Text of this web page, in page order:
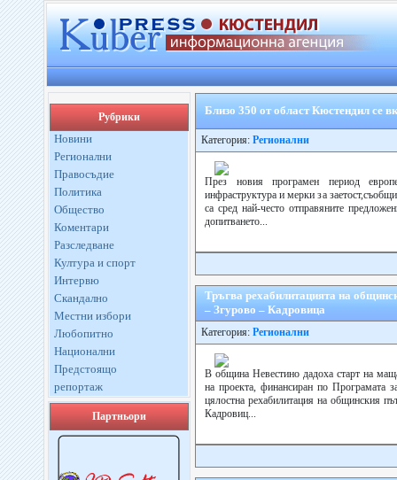
Рубрики
Новини
Регионални
Правосъдие
Политика
Общество
Коментари
Разследване
Култура и спорт
Интервю
Скандално
Местни избори
Любопитно
Национални
Предстоящо
репортаж
Партньори
Близо 350 от област Кюстендил се
Категория: Регионални
През новия програмен период
инфраструктура и мерки за
са сред най-често отправяните
допитването...
Тръгва рехабилитацията на
– Згурово – Кадровица
Категория: Регионални
В община Невестино дадоха старт на
на проекта, финансиран по Програмата
цялостна рехабилитация на общинския
Кадровиц...